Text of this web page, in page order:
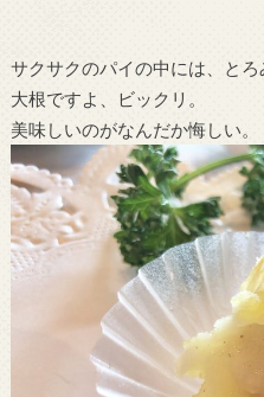
サクサクのパイの中には、とろ
大根ですよ、ビックリ。
美味しいのがなんだか悔しい。